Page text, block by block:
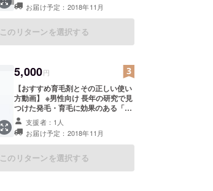
skypeにて実施いたします。
《シャンプーの効能》 毛穴のドロド
ロ汚れを落とし、 育毛剤の浸透力を
アップ。 頭皮に有効な12種類の成
ラボン、ビオチン） 保湿（ローヤル
ゼリー、日高コンブ、プロリン） 抗
炎症作用（センブリ、グリチルリチ
ン） 内容量：300ml ※リターンのお
渡しについて 動画はメール、シャン
プーは郵送にてお送りいたします。
お届け予定：2018年11月
このリターンを選択する
5,000円
【おすすめ育毛剤とその正しい使い
方動画】 ※男性向け 長年の研究で見
つけた発毛・育毛に効果のある「育
毛剤」と 効果を促進させる「セルフ
マッサージ動画」 《育毛剤の効能》
天然由来成分が現代人の薄毛の原因
に あらゆる角度から対処。 高品質
の天然素材にこだわった柑橘由来、
支援者：1人
お届け予定：2018年11月
このリターンを選択する